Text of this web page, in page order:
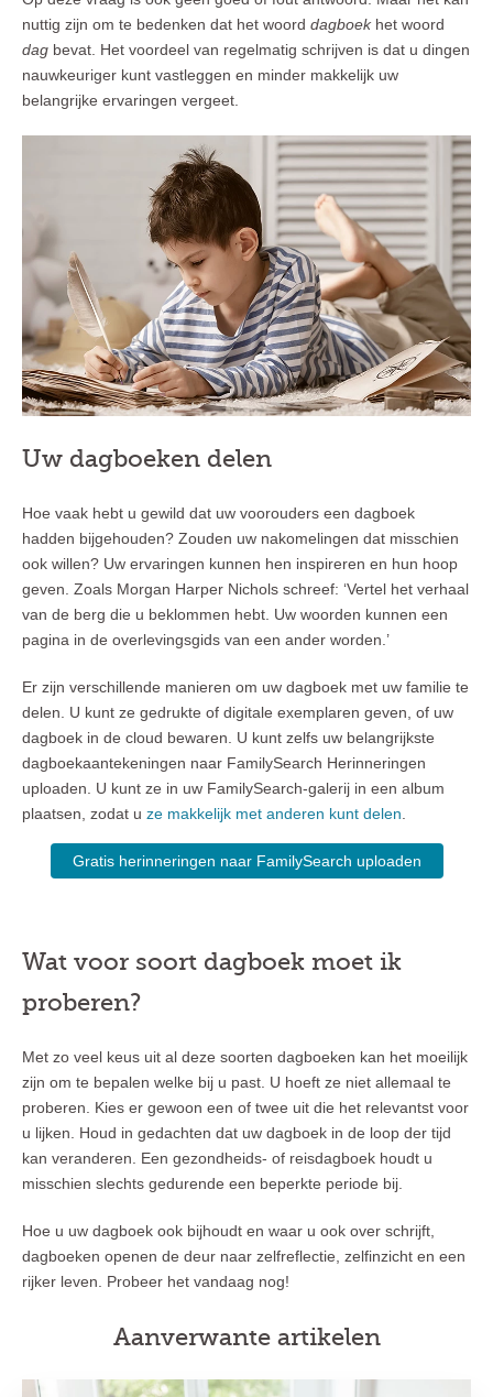
nuttig zijn om te bedenken dat het woord dagboekhet woord
dag bevat. Het voordeel van regelmatig schrijven is dat u dingen
nauwkeuriger kunt vastleggen en minder makkelijk uw
belangrijke ervaringen vergeet.
Uw dagboeken delen
Hoe vaak hebt u gewild dat uw voorouders een dagboek
hadden bijgehouden? Zouden uw nakomelingen dat misschien
ook willen? Uw ervaringen kunnen hen inspireren en hun hoop
geven. Zoals Morgan Harper Nichols schreef: ‘Vertel het verhaal
van de berg die u beklommen hebt. Uw woorden kunnen een
pagina in de overlevingsgids van een ander worden.’
Er zijn verschillende manieren om uw dagboek met uw familie te
delen. U kunt ze gedrukte of digitale exemplaren geven, of uw
dagboek in de cloud bewaren. U kunt zelfs uw belangrijkste
dagboekaantekeningen naar FamilySearch Herinneringen
uploaden. U kunt ze in uw FamilySearch-galerij in een album
plaatsen, zodat u ze makkelijk met anderen kunt delen
Gratis herinneringen naar FamilySearch uploaden
Wat voor soort dagboek moet ik
proberen?
Met zo veel keus uit al deze soorten dagboeken kan het moeilijk
zijn om te bepalen welke bij u past. U hoeft ze niet allemaal te
proberen. Kies er gewoon een of twee uit die het relevantst voor
u lijken. Houd in gedachten dat uw dagboek in de loop der tijd
kan veranderen. Een gezondheids- of reisdagboek houdt u
misschien slechts gedurende een beperkte periode bij.
Hoe u uw dagboek ook bijhoudt en waar u ook over schrijft,
dagboeken openen de deur naar zelfreflectie, zelfinzicht en een
rijker leven. Probeer het vandaag nog!
Aanverwante artikelen